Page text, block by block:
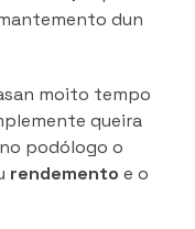
dun
moito tempo
queira
podólogo o
rendemento e o